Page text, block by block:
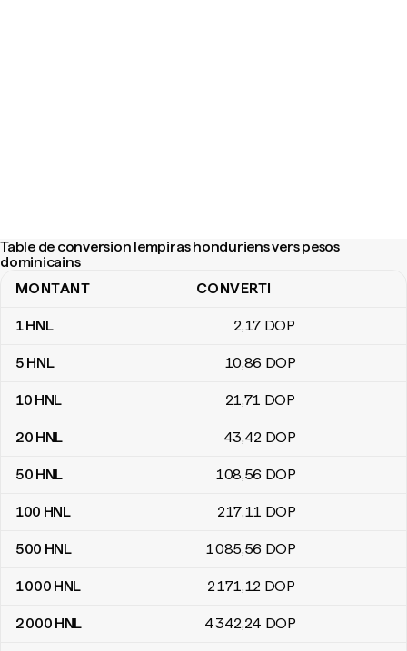
Table de conversion lempiras honduriens vers pesos
dominicains
Table de conversion lempiras honduriens vers pesos dominicains
MONTANT CONVERTI
1HNL 2,17 DOP
5 HNL 10,86 DOP
10 HNL 21,71 DOP
20 HNL 43,42 DOP
50 HNL 108,56 DOP
100 HNL 217,11 DOP
500 HNL 1 085,56 DOP
1 000 HNL 2 171,12 DOP
2 000 HNL 4 342,24 DOP